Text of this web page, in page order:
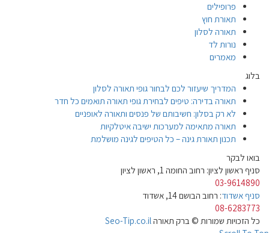
פרופילים
תאורת חוץ
תאורה לסלון
נורות לד
מאמרים
בלוג
המדריך שיעזור לכם לבחור גופי תאורה לסלון
תאורה בדירה: טיפים לבחירת גופי תאורה תואמים כל חדר
לא רק בסלון: חשיבותם של פנסים ותאורה לאופניים
תאורה מתאימה למערכות ישיבה איטלקיות
תכנון תאורת גינה – כל הטיפים לגינה מושלמת
בואו לבקר
סניף ראשון לציון: רחוב החומה 1, ראשון לציון
03-9614890
סניף אשדוד: רחוב הבושם 14, אשדוד
08-6283773
כל הזכויות שמורות © ברק תאורהSeo-Tip.co.il